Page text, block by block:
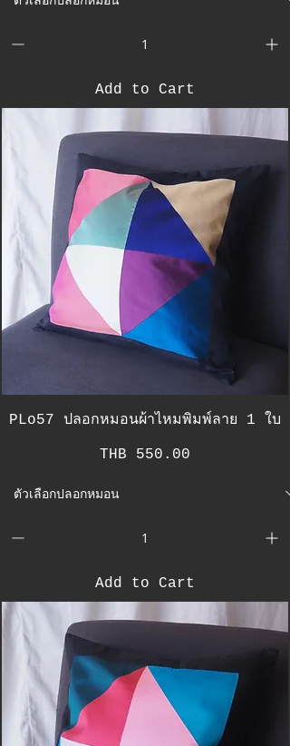
Add to Cart
PLo57 ปลอกหมอนผ้าไหมพิมพ์ลาย 1 ใบ
Price
THB 550.00
Add to Cart